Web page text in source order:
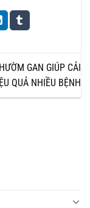
GAN GIÚP CẢI
QUẢ NHIỀU BỆNH